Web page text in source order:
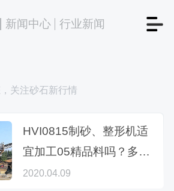
新闻中心 行业新闻
关注砂石新行情
HVI0815制砂、整形机适
宜加工05精品料吗？多钱
一套？
2020.04.09